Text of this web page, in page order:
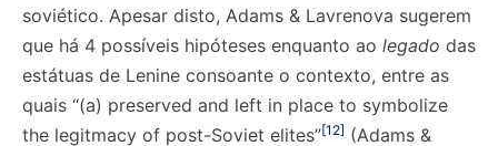
soviético. Apesar disto, Adams & Lavrenova sugerem
que há 4 possíveis hipóteses enquanto ao legado das
estátuas de Lenine consoante o contexto, entre as
quais “(a) preserved and left in place to symbolize
the legitmacy of post-Soviet elites”[12] (Adams &